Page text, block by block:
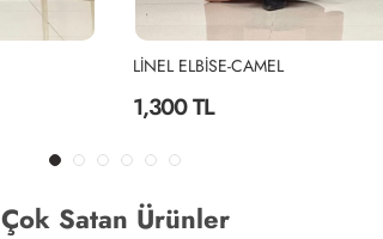
LİNEL ELBİSE-CAMEL
1,300 TL
Çok Satan Ürünler